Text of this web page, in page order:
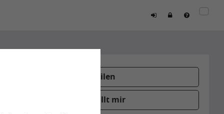
Teilen
Gefällt mir